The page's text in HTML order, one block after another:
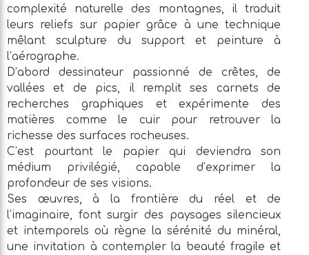
complexité naturelle des montagnes, il traduit
leurs reliefs sur papier grâce à une technique
mêlant sculpture du support et peinture à
l’aérographe.
D’abord dessinateur passionné de crêtes, de
vallées et de pics, il remplit ses carnets de
recherches graphiques et expérimente des
matières comme le cuir pour retrouver la
richesse des surfaces rocheuses.
C’est pourtant le papier qui deviendra son
médium privilégié, capable d’exprimer la
profondeur de ses visions.
Ses œuvres, à la frontière du réel et de
l’imaginaire, font surgir des paysages silencieux
et intemporels où règne la sérénité du minéral,
une invitation à contempler la beauté fragile et